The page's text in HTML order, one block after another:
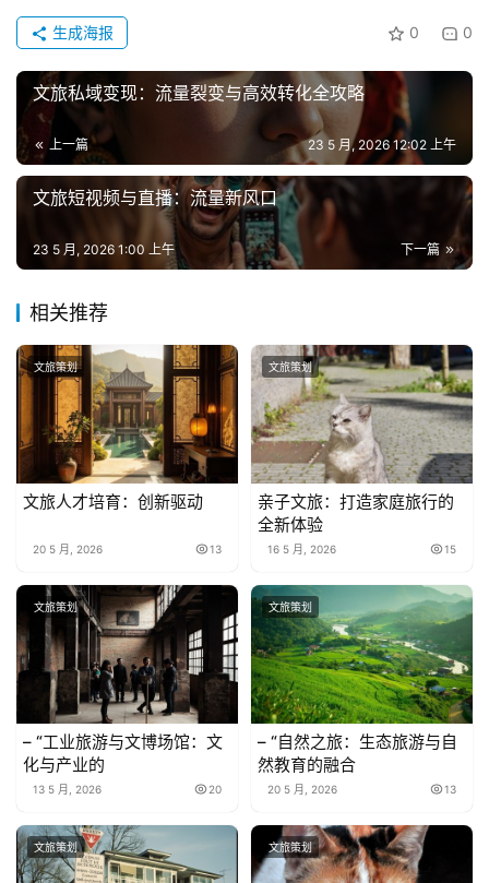
0 0
生成海报
文旅私域变现：流量裂变与高效转化全攻略
上一篇 23 5 月, 2026 12:02 上午
文旅短视频与直播：流量新风口
下一篇
23 5 月, 2026 1:00 上午
相关推荐
文旅策划
文旅人才培育：创新驱动
20 5 月, 2026 13
文旅策划
亲子文旅：打造家庭旅行的
全新体验
16 5 月, 2026 15
文旅策划
– “工业旅游与文博场馆：文
化与产业的
13 5 月, 2026 20
文旅策划
– “自然之旅：生态旅游与自
然教育的融合
20 5 月, 2026 13
文旅策划 文旅策划